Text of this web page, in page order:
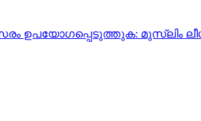
ഉപയോഗപ്പെടുത്തുക: മുസ്‌ലിം